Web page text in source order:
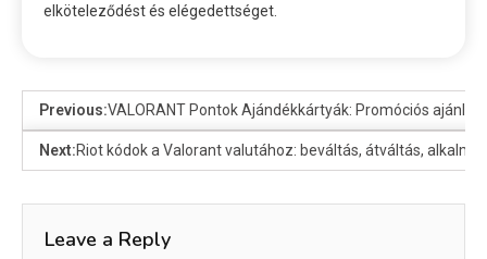
elköteleződést és elégedettséget.
Previous:VALORANT Pontok Ajándékkártyák: Promóciós
Next:Riot kódok a Valorant valutához: beváltás, átváltás,
Leave a Reply